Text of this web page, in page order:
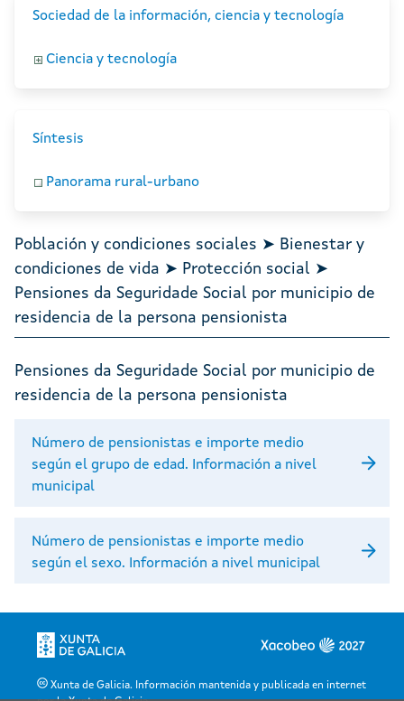
Sociedad de la información, ciencia y tecnología
Ciencia y tecnología
Síntesis
Panorama rural-urbano
Población y condiciones sociales ➤ Bienestar y
condiciones de vida ➤ Protección social ➤
Pensiones da Seguridade Social por municipio de
residencia de la persona pensionista
Pensiones da Seguridade Social por municipio de
residencia de la persona pensionista
Número de pensionistas e importe medio
según el grupo de edad. Información a nivel
municipal
Número de pensionistas e importe medio
según el sexo. Información a nivel municipal
Xunta de Galicia. Información mantenida y publicada en internet